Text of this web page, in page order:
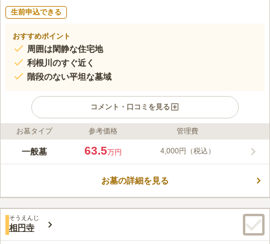
生前申込できる
おすすめポイント
周囲は閑静な住宅地
利根川のすぐ近く
階段のない平坦な墓域
コメント・口コミを見る
ライフドット編集部のコメント
曹洞宗の寺院墓地で、住職が手厚く墓前供養してくれます。 墓
た広さをラブことができます。 ゆとりある広さの区画をお探し
口コミ評価
この霊園はまだ誰からも評価されていません。
お墓タイプ 参考価格 管理費
一般墓 63.5万円 4,000円（税込）
お墓の詳細を見る
そうえんじ
相円寺